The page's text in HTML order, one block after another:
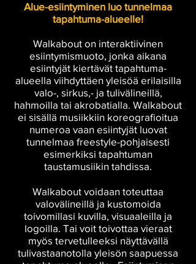
Alue-esiintyminen luo tunnelmaa
tapahtuma-alueelle!
Walkabout on interaktiivinen
esiintymismuoto, jonka aikana
esiintyjät kiertävät tapahtuma-
alueella viihdyttäen yleisöä erilaisilla
valo-, sirkus,- ja tulivälineillä,
hahmoilla tai akrobatialla. Walkabout
ei sisällä musiikkiin koreografioitua
numeroa vaan esiintyjät luovat
tunnelmaa freestyle-pohjaisesti
esimerkiksi tapahtuman
taustamusiikin tahdissa.
Walkabout voidaan toteuttaa
valovälineillä ja kustomoida
toivomillasi kuvilla, visuaaleilla ja
logoilla. Tai voit toivottaa vieraat
myös tervetulleeksi näyttävällä
tulivastaanotolla yleisön saapuessa